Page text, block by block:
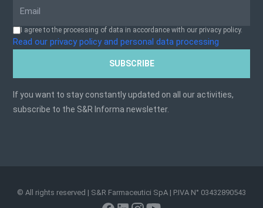
I agree to the processing of data in accordance with our privacy policy.
Read our privacy policy and personal data processing
SUBSCRIBE
If you want to stay constantly updated on all our activities,
subscribe to the S&R Informa newsletter.
© All rights reserved | S&R Farmaceutici SpA | P.IVA N° 03432890543